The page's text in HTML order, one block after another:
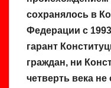
сохранялось в
Федерации с
гарант
граждан, ни
четверть века